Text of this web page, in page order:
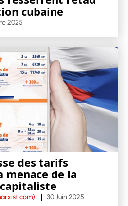
cubaine
2025
des tarifs
menace de la
30 Juin 2025